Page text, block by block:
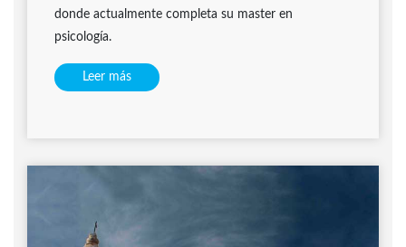
donde actualmente completa su master en
psicología.
Leer más